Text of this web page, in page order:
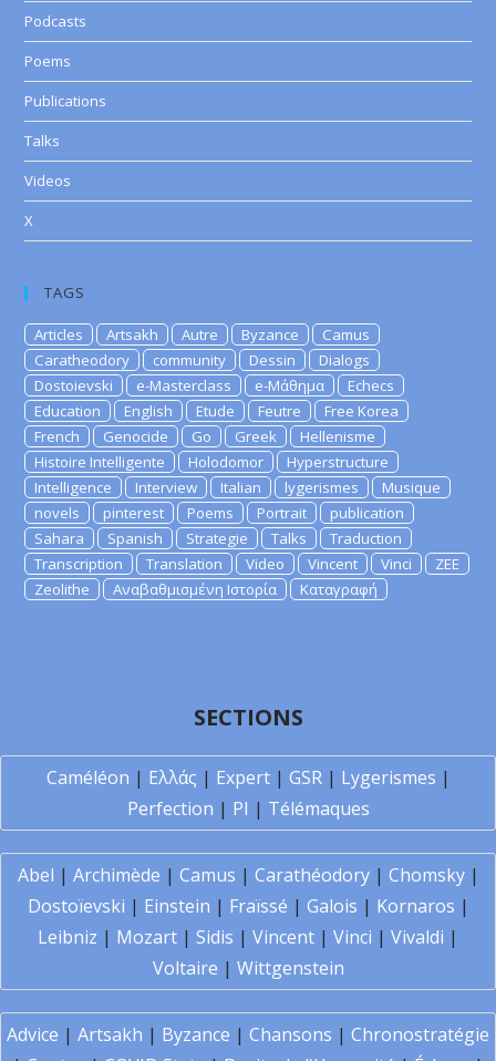
Podcasts
Poems
Publications
Talks
Videos
X
TAGS
Articles Artsakh Autre Byzance
Camus
Caratheodory
community Dessin
Dialogs
Dostoievski
e-Masterclass e-Μάθημα
Echecs
Education
English Etude Feutre
Free Korea
French
Genocide Go Greek
Hellenisme
Histoire Intelligente
Holodomor
Hyperstructure
Intelligence
Interview Italian lygerismes
Musique
novels
pinterest Poems Portrait
publication
Sahara
Spanish Strategie Talks
Traduction
Transcription
Translation Video Vincent Vinci
ZEE
Zeolithe
Αναβαθμισμένη Ιστορία Καταγραφή
SECTIONS
Caméléon | Ελλάς | Expert| GSR| Lygerismes |
Perfection | PI | Télémaques
Abel | Archimède | Camus | Carathéodory| Chomsky|
Dostoïevski | Einstein | Fraïssé | Galois | Kornaros |
Leibniz | Mozart | Sidis | Vincent | Vinci | Vivaldi |
Voltaire | Wittgenstein
Advice | Artsakh | Byzance | Chansons | Chronostratégie